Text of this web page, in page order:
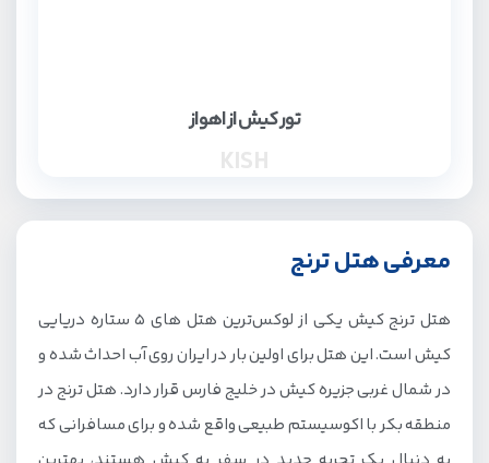
تور کیش از اهواز
معرفی هتل ترنج
هتل ترنج کیش یکی از لوکس‌ترین هتل های 5 ستاره دریایی
کیش است. این هتل برای اولین بار در ایران روی آب احداث شده و
در شمال غربی جزیره کیش در خلیج فارس قرار دارد. هتل ترنج در
منطقه بکر با اکوسیستم طبیعی واقع شده و برای مسافرانی که